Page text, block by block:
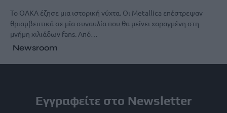
Το ΟΑΚΑ έζησε μια ιστορική νύχτα. Οι Metallica επέστρεψαν
θριαμβευτικά σε μία συναυλία που θα μείνει χαραγμένη στη
μνήμη χιλιάδων fans. Από…
Newsroom
Εγγραφείτε στο Newsletter